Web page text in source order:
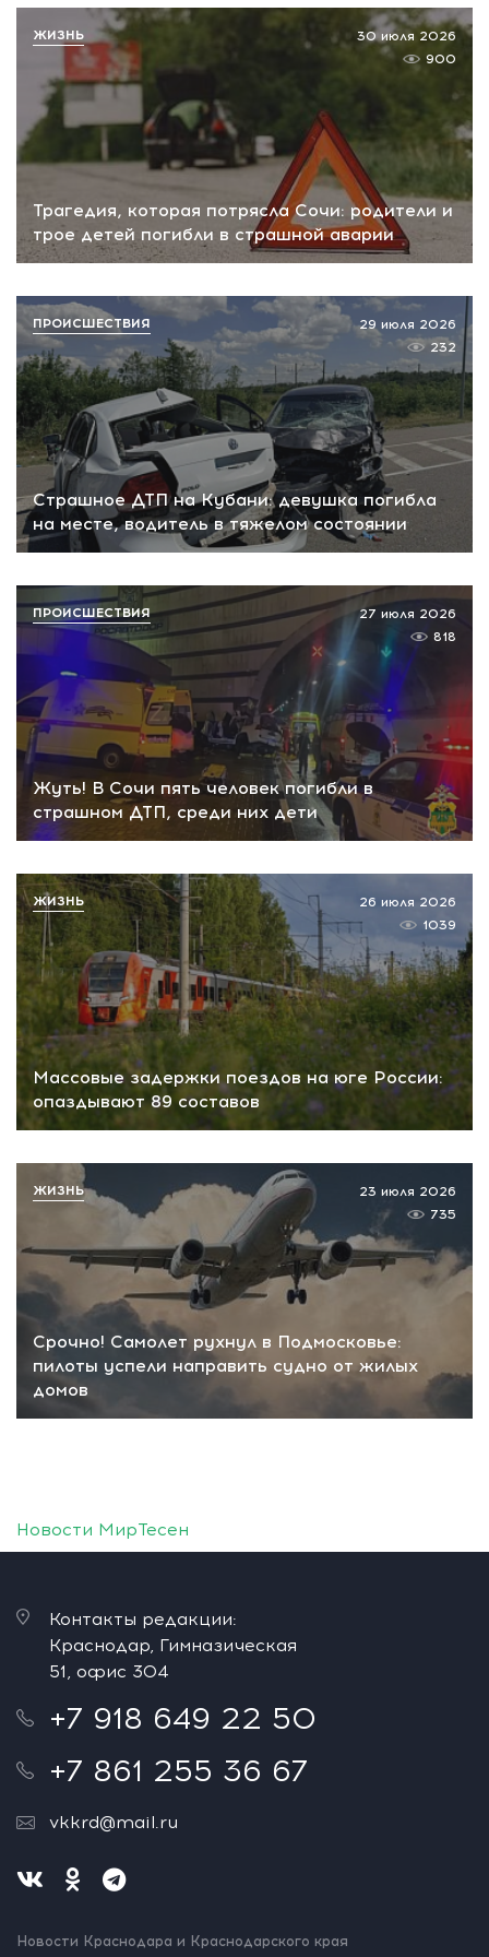
Трагедия, которая потрясла Сочи: родители и
трое детей погибли в страшной аварии
30 июля 2026
900
ЖИЗНЬ
Страшное ДТП на Кубани: девушка погибла
на месте, водитель в тяжелом состоянии
29 июля 2026
232
ПРОИСШЕСТВИЯ
Жуть! В Сочи пять человек погибли в
страшном ДТП, среди них дети
27 июля 2026
818
ПРОИСШЕСТВИЯ
Массовые задержки поездов на юге России:
опаздывают 89 составов
26 июля 2026
1039
ЖИЗНЬ
Срочно! Самолет рухнул в Подмосковье:
пилоты успели направить судно от жилых
домов
23 июля 2026
735
ЖИЗНЬ
Новости МирТесен
Контакты редакции:
Краснодар, Гимназическая
51, офис 304
+7 918 649 22 50
+7 861 255 36 67
vkkrd@mail.ru
Новости Краснодара и Краснодарского края